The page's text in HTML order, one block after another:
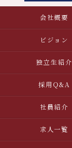
会社概要
ビジョン
独立生紹介
採用Q&A
社員紹介
求人一覧